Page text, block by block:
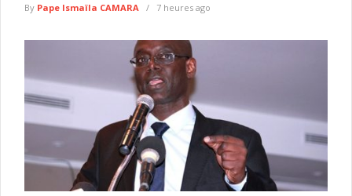
By Pape Ismaïla CAMARA 7 heures ago